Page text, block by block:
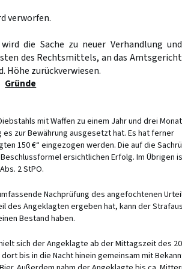
verworfen.
die Sache zu neuer Verhandlung und
des Rechtsmittels, an das Amtsgericht
Höhe zurückverwiesen.
Gründe
mit Waffen zu einem Jahr und drei
zur Bewährung ausgesetzt hat. Es hat ferner
150 €“ eingezogen werden. Die auf die
ersichtlichen Erfolg. Im Übrigen
2 StPO.
Nachprüfung des angefochtenen
des Angeklagten ergeben hat, kann der
Bestand haben.
sich der Angeklagte ab der Mittagszeit des
bis in die Nacht hinein gemeinsam mit